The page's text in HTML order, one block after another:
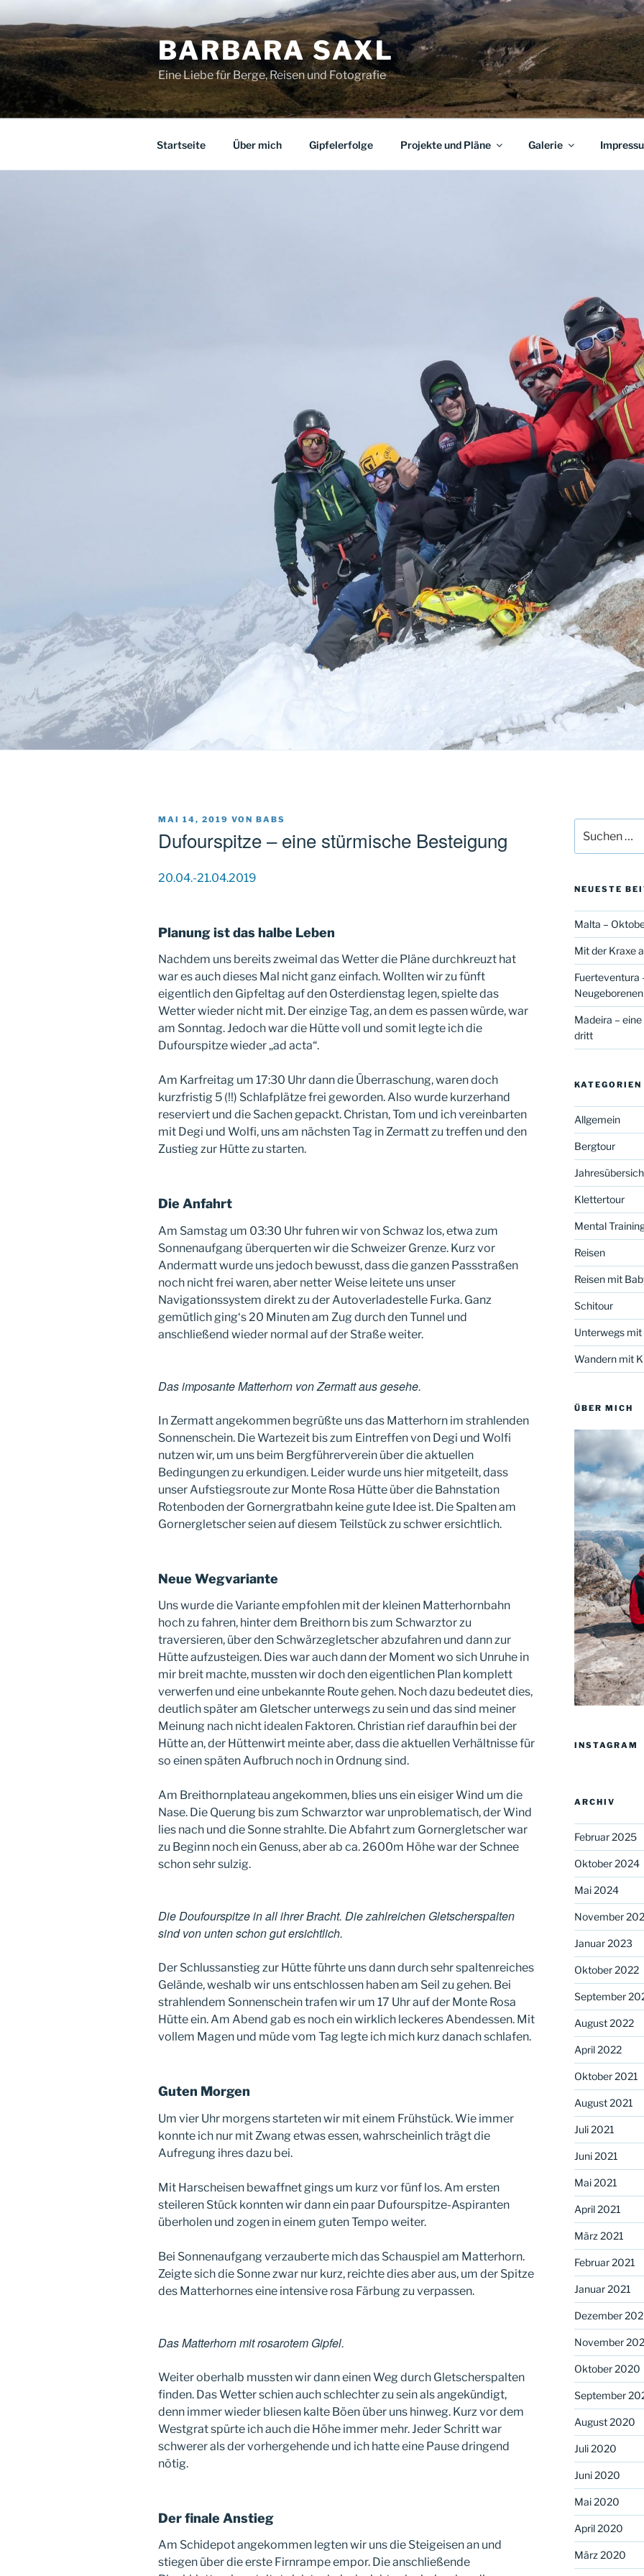
Inhalt
springen
BARBARA SAXL
Eine Liebe für Berge, Reisen und Fotografie
Startseite Über mich Gipfelerfolge Projekte und Pläne Galerie
VERÖFFENTLICHT
MAI 14, 2019 VON BABS
Dufourspitze – eine stürmische Besteigung
20.04.-21.04.2019
Planung ist das halbe Leben
Nachdem uns bereits zweimal das Wetter die Pläne durchkreuzt hat
war es auch dieses Mal nicht ganz einfach. Wollten wir zu fünft
eigentlich den Gipfeltag auf den Osterdienstag legen, spielte das
Wetter wieder nicht mit. Der einzige Tag, an dem es passen würde, war
am Sonntag. Jedoch war die Hütte voll und somit legte ich die
Dufourspitze wieder „ad acta“.
Am Karfreitag um 17:30 Uhr dann die Überraschung, waren doch
kurzfristig 5 (!!) Schlafplätze frei geworden. Also wurde kurzerhand
reserviert und die Sachen gepackt. Christan, Tom und ich vereinbarten
mit Degi und Wolfi, uns am nächsten Tag in Zermatt zu treffen und den
Zustieg zur Hütte zu starten.
Die Anfahrt
Am Samstag um 03:30 Uhr fuhren wir von Schwaz los, etwa zum
Sonnenaufgang überquerten wir die Schweizer Grenze. Kurz vor
Andermatt wurde uns jedoch bewusst, dass die ganzen Passstraßen
noch nicht frei waren, aber netter Weise leitete uns unser
Navigationssystem direkt zu der Autoverladestelle Furka. Ganz
gemütlich ging‘s 20 Minuten am Zug durch den Tunnel und
anschließend wieder normal auf der Straße weiter.
Das imposante Matterhorn von Zermatt aus gesehe.
In Zermatt angekommen begrüßte uns das Matterhorn im strahlenden
Sonnenschein. Die Wartezeit bis zum Eintreffen von Degi und Wolfi
nutzen wir, um uns beim Bergführerverein über die aktuellen
Bedingungen zu erkundigen. Leider wurde uns hier mitgeteilt, dass
unser Aufstiegsroute zur Monte Rosa Hütte über die Bahnstation
Rotenboden der Gornergratbahn keine gute Idee ist. Die Spalten am
Gornergletscher seien auf diesem Teilstück zu schwer ersichtlich.
Neue Wegvariante
Uns wurde die Variante empfohlen mit der kleinen Matterhornbahn
hoch zu fahren, hinter dem Breithorn bis zum Schwarztor zu
traversieren, über den Schwärzegletscher abzufahren und dann zur
Hütte aufzusteigen. Dies war auch dann der Moment wo sich Unruhe in
mir breit machte, mussten wir doch den eigentlichen Plan komplett
verwerfen und eine unbekannte Route gehen. Noch dazu bedeutet dies,
deutlich später am Gletscher unterwegs zu sein und das sind meiner
Meinung nach nicht idealen Faktoren. Christian rief daraufhin bei der
Hütte an, der Hüttenwirt meinte aber, dass die aktuellen Verhältnisse für
so einen späten Aufbruch noch in Ordnung sind.
Am Breithornplateau angekommen, blies uns ein eisiger Wind um die
Nase. Die Querung bis zum Schwarztor war unproblematisch, der Wind
lies nach und die Sonne strahlte. Die Abfahrt zum Gornergletscher war
zu Beginn noch ein Genuss, aber ab ca. 2600m Höhe war der Schnee
schon sehr sulzig.
Die Doufourspitze in all ihrer Bracht. Die zahlreichen Gletscherspalten
sind von unten schon gut ersichtlich.
Der Schlussanstieg zur Hütte führte uns dann durch sehr spaltenreiches
Gelände, weshalb wir uns entschlossen haben am Seil zu gehen. Bei
strahlendem Sonnenschein trafen wir um 17 Uhr auf der Monte Rosa
Hütte ein. Am Abend gab es noch ein wirklich leckeres Abendessen. Mit
vollem Magen und müde vom Tag legte ich mich kurz danach schlafen.
Guten Morgen
Um vier Uhr morgens starteten wir mit einem Frühstück. Wie immer
konnte ich nur mit Zwang etwas essen, wahrscheinlich trägt die
Aufregung ihres dazu bei.
Mit Harscheisen bewaffnet gings um kurz vor fünf los. Am ersten
steileren Stück konnten wir dann ein paar Dufourspitze-Aspiranten
überholen und zogen in einem guten Tempo weiter.
Bei Sonnenaufgang verzauberte mich das Schauspiel am Matterhorn.
Zeigte sich die Sonne zwar nur kurz, reichte dies aber aus, um der Spitze
des Matterhornes eine intensive rosa Färbung zu verpassen.
Das Matterhorn mit rosarotem Gipfel.
Weiter oberhalb mussten wir dann einen Weg durch Gletscherspalten
finden. Das Wetter schien auch schlechter zu sein als angekündigt,
denn immer wieder bliesen kalte Böen über uns hinweg. Kurz vor dem
Westgrat spürte ich auch die Höhe immer mehr. Jeder Schritt war
schwerer als der vorhergehende und ich hatte eine Pause dringend
nötig.
Der finale Anstieg
Am Schidepot angekommen legten wir uns die Steigeisen an und
stiegen über die erste Firnrampe empor. Die anschließende
nach:
NEUESTE
Malta –
Mit der Kraxe
Fuerteventura
Madeira –
dritt
KATEGORIEN
Allgemein
Bergtour
Klettertour
Mental
Reisen
Reisen mit
Schitour
Unterwegs mit
Wandern mit
ÜBER MICH
INSTAGRAM
ARCHIV
Februar 2025
Oktober 2024
Mai 2024
November
Januar 2023
Oktober 2022
September
August 2022
April 2022
Oktober 2021
August 2021
Juli 2021
Juni 2021
Mai 2021
April 2021
März 2021
Februar 2021
Januar 2021
Dezember
November
Oktober 2020
September
August 2020
Juli 2020
Juni 2020
Mai 2020
April 2020
März 2020